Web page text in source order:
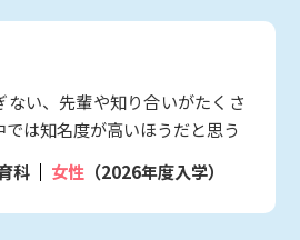
ない、先輩や知り合いがたくさ
は知名度が高いほうだと思う
科
女性 （2026年度入学）